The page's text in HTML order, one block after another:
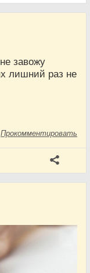
завожу
лишний раз не
Прокомментировать